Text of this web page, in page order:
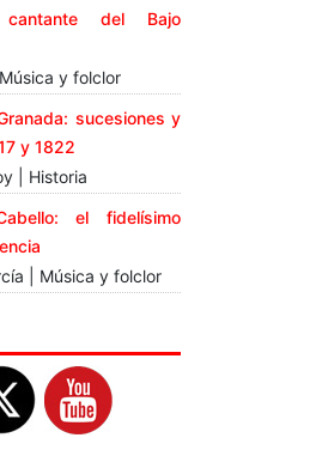
del Bajo
y folclor
sucesiones y
y 1822
| Historia
el fidelísimo
| Música y folclor